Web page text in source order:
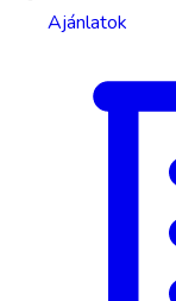
Ajánlatok